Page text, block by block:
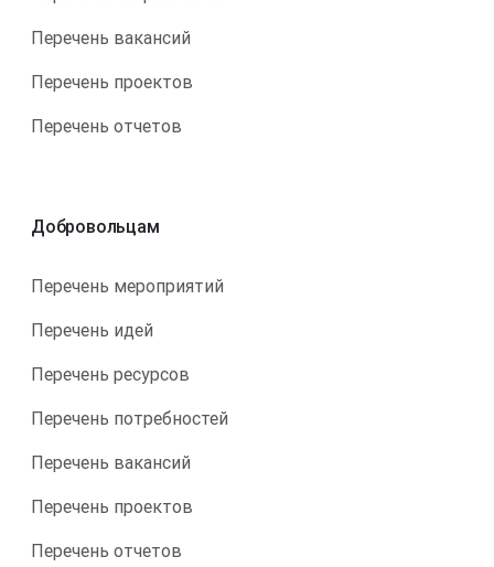
Перечень вакансий
Перечень проектов
Перечень отчетов
Добровольцам
Перечень мероприятий
Перечень идей
Перечень ресурсов
Перечень потребностей
Перечень вакансий
Перечень проектов
Перечень отчетов